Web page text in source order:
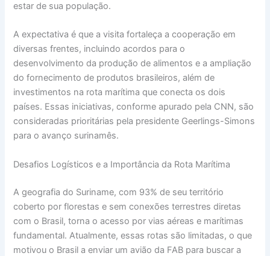
estar de sua população.
A expectativa é que a visita fortaleça a cooperação em
diversas frentes, incluindo acordos para o
desenvolvimento da produção de alimentos e a ampliação
do fornecimento de produtos brasileiros, além de
investimentos na rota marítima que conecta os dois
países. Essas iniciativas, conforme apurado pela CNN, são
consideradas prioritárias pela presidente Geerlings-Simons
para o avanço surinamês.
Desafios Logísticos e a Importância da Rota Marítima
A geografia do Suriname, com 93% de seu território
coberto por florestas e sem conexões terrestres diretas
com o Brasil, torna o acesso por vias aéreas e marítimas
fundamental. Atualmente, essas rotas são limitadas, o que
motivou o Brasil a enviar um avião da FAB para buscar a